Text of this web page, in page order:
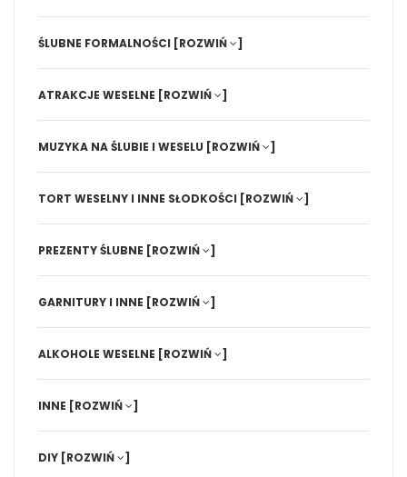
ŚLUBNE FORMALNOŚCI [ROZWIŃ ]
ATRAKCJE WESELNE [ROZWIŃ ]
MUZYKA NA ŚLUBIE I WESELU [ROZWIŃ ]
TORT WESELNY I INNE SŁODKOŚCI [ROZWIŃ ]
PREZENTY ŚLUBNE [ROZWIŃ ]
GARNITURY I INNE [ROZWIŃ ]
ALKOHOLE WESELNE [ROZWIŃ ]
INNE [ROZWIŃ ]
DIY [ROZWIŃ ]